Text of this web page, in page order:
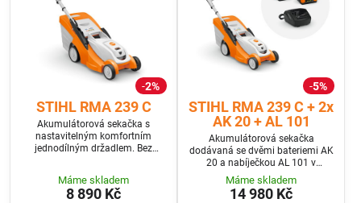
2%
STIHL RMA 239 C
Akumulátorová sekačka s
nastavitelným komfortním
jednodílným držadlem. Bez
Máme skladem
8 890 Kč
5%
STIHL RMA 239 C + 2x
AK 20 + AL 101
Akumulátorová sekačka
dodávaná se dvěmi bateriemi AK
20 a nabíječkou AL 101 v
programu SET+
Máme skladem
14 980 Kč